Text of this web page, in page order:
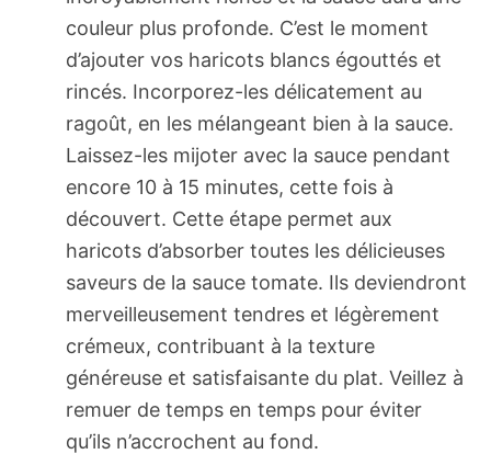
couleur plus profonde. C’est le moment
d’ajouter vos haricots blancs égouttés et
rincés. Incorporez-les délicatement au
ragoût, en les mélangeant bien à la sauce.
Laissez-les mijoter avec la sauce pendant
encore 10 à 15 minutes, cette fois à
découvert. Cette étape permet aux
haricots d’absorber toutes les délicieuses
saveurs de la sauce tomate. Ils deviendront
merveilleusement tendres et légèrement
crémeux, contribuant à la texture
généreuse et satisfaisante du plat. Veillez à
remuer de temps en temps pour éviter
qu’ils n’accrochent au fond.